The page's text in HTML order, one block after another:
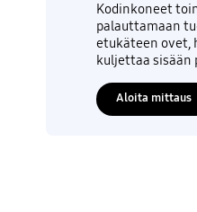
Kodinkoneet
palauttamaan
etukäteen ovet,
kuljettaa sisään
Aloita mittaus